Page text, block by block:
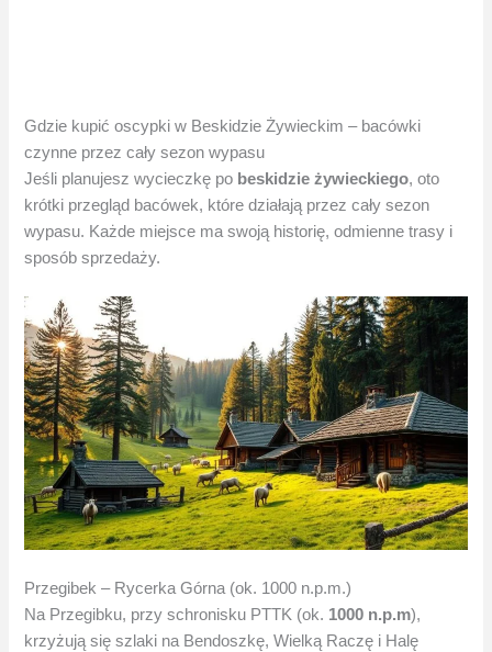
Gdzie kupić oscypki w Beskidzie Żywieckim – bacówki
czynne przez cały sezon wypasu
Jeśli planujesz wycieczkę po beskidzie żywieckiego, oto
krótki przegląd bacówek, które działają przez cały sezon
wypasu. Każde miejsce ma swoją historię, odmienne trasy i
sposób sprzedaży.
Przegibek – Rycerka Górna (ok. 1000 n.p.m.)
Na Przegibku, przy schronisku PTTK (ok. 1000 n.p.m),
krzyżują się szlaki na Bendoszkę, Wielką Raczę i Halę